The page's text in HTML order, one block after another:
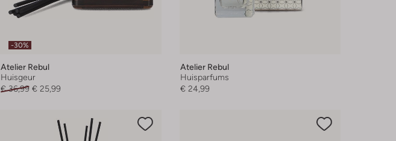
-30%
Atelier Rebul
Huisgeur
€ 36,99 € 25,99
Atelier Rebul
Huisparfums
€ 24,99